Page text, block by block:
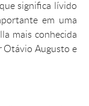
significa lívido
em uma
mais conhecida
Otávio Augusto e